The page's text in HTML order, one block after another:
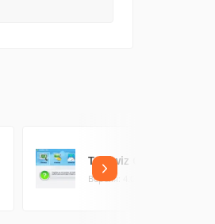
Toolwiz Care
Версия: 4.0.0.12 (7.18 МБ)